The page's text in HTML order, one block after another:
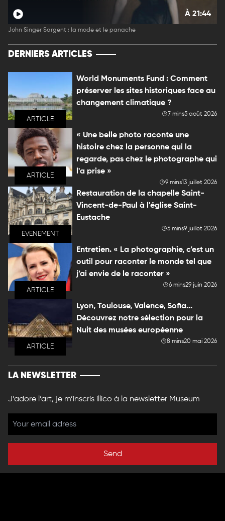
À 21:44
John Singer Sargent : la mode et le panache
DERNIERS ARTICLES
ARTICLE
World Monuments Fund : Comment
préserver les sites historiques face au
changement climatique ?
7 mins5 août 2026
ARTICLE
« Une belle photo raconte une
histoire chez la personne qui la
regarde, pas chez le photographe qui
l'a prise »
9 mins13 juillet 2026
EVENEMENT
Restauration de la chapelle Saint-
Vincent-de-Paul à l'église Saint-
Eustache
5 mins9 juillet 2026
ARTICLE
Entretien. « La photographie, c’est un
outil pour raconter le monde tel que
j’ai envie de le raconter »
6 mins29 juin 2026
ARTICLE
Lyon, Toulouse, Valence, Sofia...
Découvrez notre sélection pour la
Nuit des musées européenne
8 mins20 mai 2026
LA NEWSLETTER
J’adore l’art, je m’inscris illico à la newsletter Museum
Send